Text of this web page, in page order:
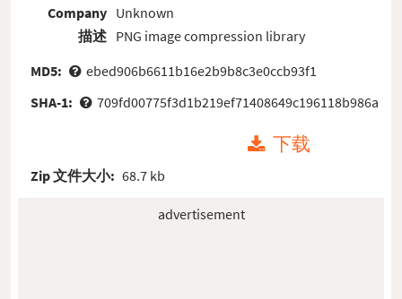
Company
描述
Unknown
PNG image compression library
MD5:
ebed906b6611b16e2b9b8c3e0ccb93f1
SHA-1:
709fd00775f3d1b219ef71408649c196118b986a
下载
Zip 文件大小: 68.7 kb
advertisement